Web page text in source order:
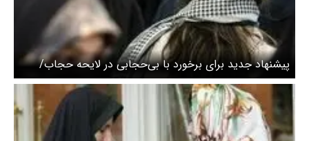
پیشنهاد جدید برای برخورد با بی‌حجابی در لایحه حجاب/
محرومیت‌های اجتماعی به جای جریمه نقدی